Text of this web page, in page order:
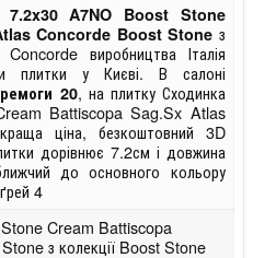
7.2x30 A7NO Boost Stone
Concorde Boost Stone з
виробництва Італія
плитки у Києві. В салоні
20, на плитку Сходинка
Battiscopa Sag.Sx Atlas
ціна, безкоштовний 3D
дорівнює 7.2см і довжина
до основного кольору
4
Cream Battiscopa
з колекції Boost Stone